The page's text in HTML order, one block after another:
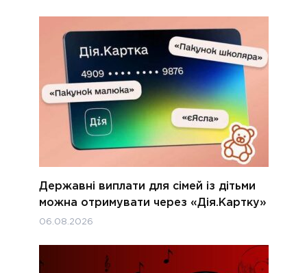
Державні виплати для сімей із дітьми
можна отримувати через «Дія.Картку»
06.08.2026